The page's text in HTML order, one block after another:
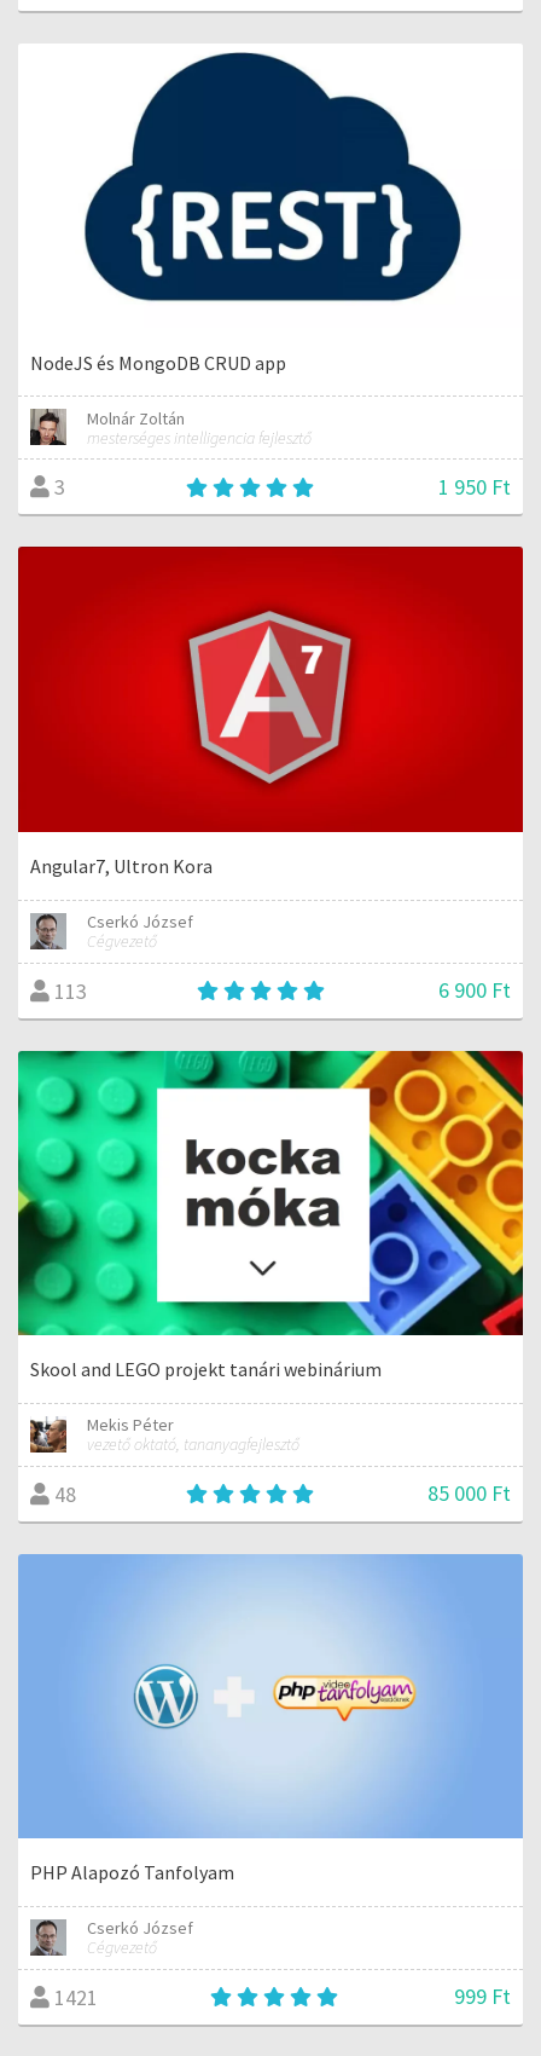
NodeJS és MongoDB CRUD app
Molnár Zoltán
mesterséges intelligencia fejlesztő
3 1 950 Ft
Angular7, Ultron Kora
Cserkó József
Cégvezető
113 6 900 Ft
Skool and LEGO projekt tanári webinárium
Mekis Péter
vezető oktató, tananyagfejlesztő
48 85 000 Ft
PHP Alapozó Tanfolyam
Cserkó József
Cégvezető
1421 999 Ft